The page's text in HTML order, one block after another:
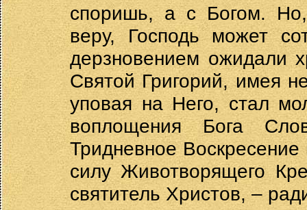
споришь, а с Богом.
веру, Господь может
дерзновением ожидали
Святой Григорий, имея
уповая на Него, стал
воплощения Бога
Тридневное
силу Животворящего
святитель Христов, –